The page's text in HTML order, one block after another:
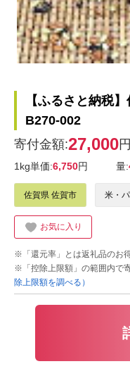
【ふるさと納税
B270-002
寄付金額:27,000円
1kg単価:6,750円 量:
佐賀県 佐賀市 米・
お気に入り
※「還元率」とは返礼品のお
※「控除上限額」の範囲内で
除上限額を調べる）